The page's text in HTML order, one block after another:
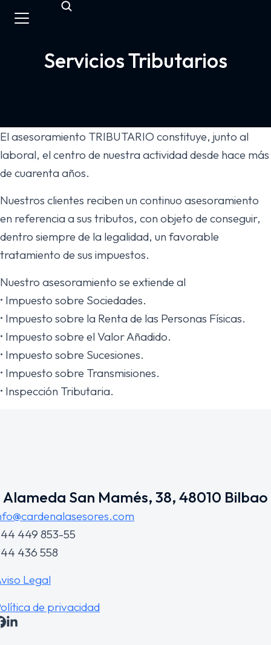
Servicios Tributarios
El asesoramiento TRIBUTARIO constituye, junto al
laboral, el centro de nuestra actividad desde hace más
de cuarenta años.
Nuestros clientes reciben un continuo asesoramiento
en referencia a sus tributos, con objeto de conseguir,
dentro siempre de la legalidad, un favorable
tratamiento de sus impuestos.
Nuestro asesoramiento se extiende al
• Impuesto sobre Sociedades.
• Impuesto sobre la Renta de las Personas Físicas.
• Impuesto sobre el Valor Añadido.
• Impuesto sobre Sucesiones.
• Impuesto sobre Transmisiones.
• Inspección Tributaria.
Alameda San Mamés, 38, 48010 Bilbao
449 853-55
436 558
Legal
de privacidad